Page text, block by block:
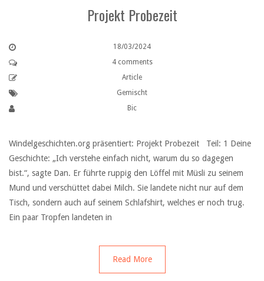
Projekt Probezeit
18/03/2024
4 comments
Article
Gemischt
Bic
Windelgeschichten.org präsentiert: Projekt Probezeit Teil: 1 Deine
Geschichte: „Ich verstehe einfach nicht, warum du so dagegen
bist.“, sagte Dan. Er führte ruppig den Löffel mit Müsli zu seinem
Mund und verschüttet dabei Milch. Sie landete nicht nur auf dem
Tisch, sondern auch auf seinem Schlafshirt, welches er noch trug.
Ein paar Tropfen landeten in
Read More